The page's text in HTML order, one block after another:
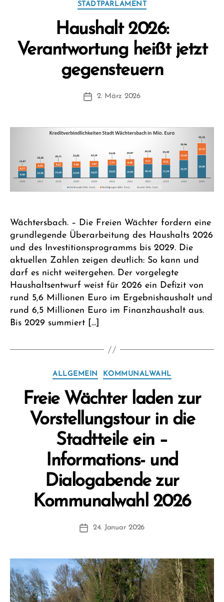
STADTPARLAMENT
Haushalt 2026:
Verantwortung heißt jetzt
gegensteuern
Beitragsautor
o
F
Beitragsdatum
2. März 2026
Wächtersbach. – Die Freien Wächter fordern eine
grundlegende Überarbeitung des Haushalts 2026
und des Investitionsprogramms bis 2029. Die
aktuellen Zahlen zeigen deutlich: So kann und
darf es nicht weitergehen. Der vorgelegte
Haushaltsentwurf weist für 2026 ein Defizit von
rund 5,6 Millionen Euro im Ergebnishaushalt und
rund 6,5 Millionen Euro im Finanzhaushalt aus.
Bis 2029 summiert […]
Kategorien
ALLGEMEIN KOMMUNALWAHL
Freie Wächter laden zur
Vorstellungstour in die
Stadtteile ein –
Informations- und
Dialogabende zur
Kommunalwahl 2026
Beitragsautor
o
F
Beitragsdatum
24. Januar 2026